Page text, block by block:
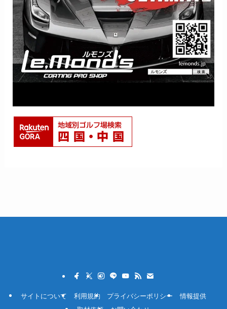
サイトについて 利用規約 プライバシーポリシー
情報提供